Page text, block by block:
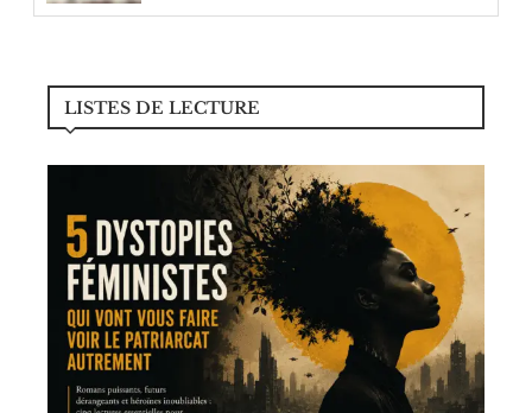
LISTES DE LECTURE